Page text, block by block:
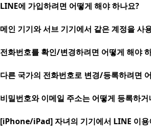
LINE에 가입하려면 어떻게 해야 하나요?
메인 기기와 서브 기기에서 같은 계정을 사
전화번호를 확인/변경하려면 어떻게 해야
다른 국가의 전화번호로 변경/등록하려면
비밀번호와 이메일 주소는 어떻게 등록하
[iPhone/iPad] 자녀의 기기에서 LINE 이용